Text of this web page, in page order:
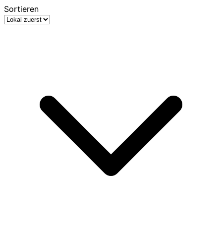
Sortieren